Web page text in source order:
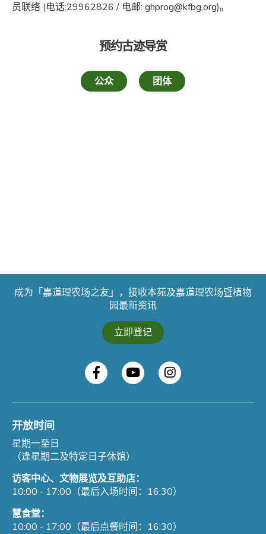
员联络 (电话:29962826 / 电邮: ghprog@kfbg.org)。
预约古迹导赏
公众 团体
成为「嘉道理农场之友」，接收本苑及嘉道理农场暨植物
园最新资讯
立即登记
开放时间
星期一至日
（逢星期二及特定日子休馆）
访客中心、文物展览及互助店：
10:00 - 17:00（最后入场时间：16:30）
慧食堂：
10:00 - 17:00（最后点餐时间：16:30）